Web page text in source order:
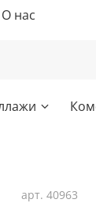
О нас
арт. 40963